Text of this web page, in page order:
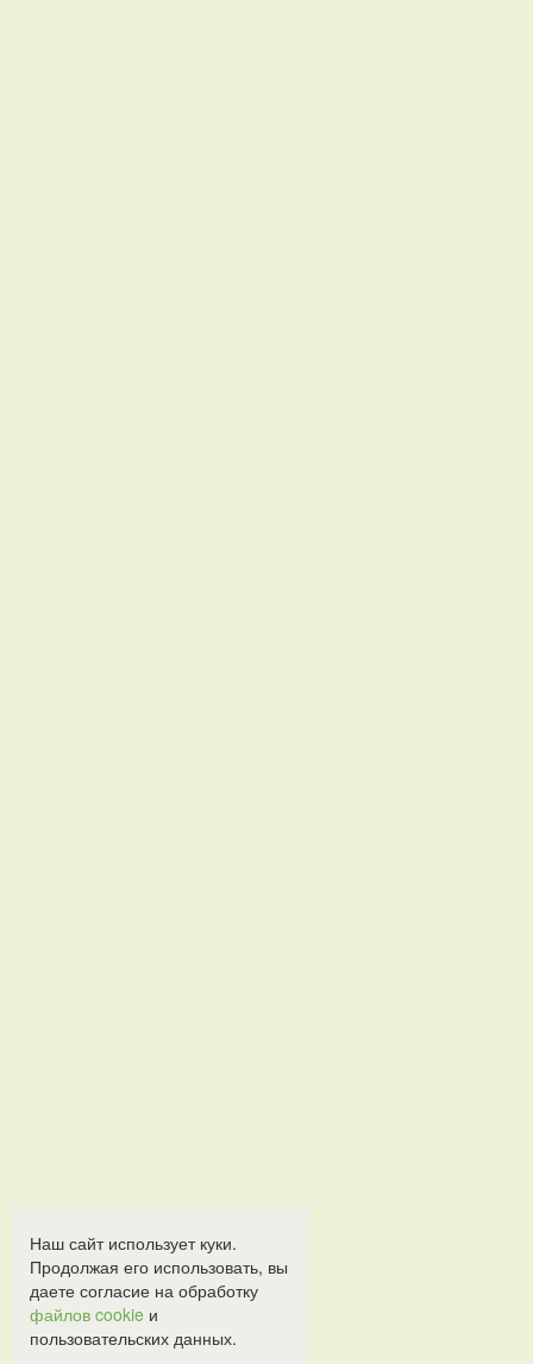
Наш сайт использует куки.
Продолжая его использовать, вы
даете согласие на обработку
файлов cookie и
пользовательских данных.